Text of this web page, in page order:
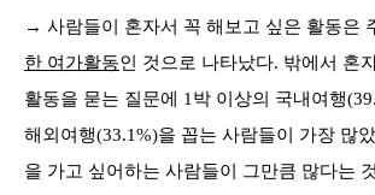
→ 사람들이 혼자서 꼭 해보고 싶은 활동은
한 여가활동인 것으로 나타났다. 밖에서 혼
활동을 묻는 질문에 1박 이상의 국내여행
해외여행(33.1%)을 꼽는 사람들이 가장 많
을 가고 싶어하는 사람들이 그만큼 많다는